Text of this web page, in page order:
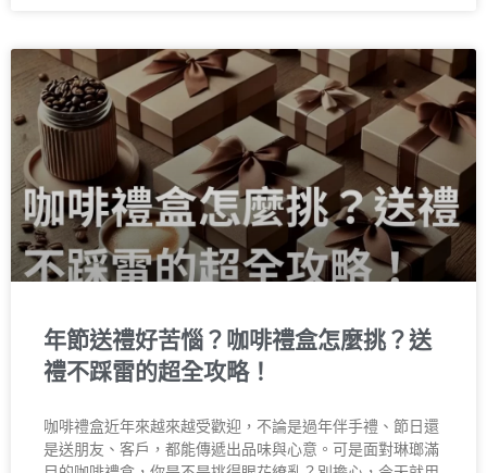
年節送禮好苦惱？咖啡禮盒怎麼挑？送
禮不踩雷的超全攻略！
咖啡禮盒近年來越來越受歡迎，不論是過年伴手禮、節日還
是送朋友、客戶，都能傳遞出品味與心意。可是面對琳瑯滿